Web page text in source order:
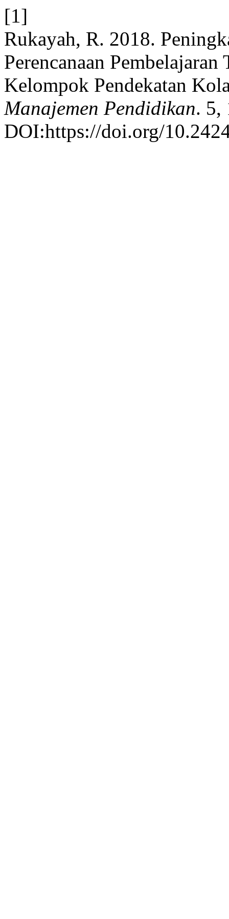
[1]
Rukayah, R. 2018.
Perencanaan
Kelompok Pendekatan
Manajemen Pendidikan. 5,
DOI:https://doi.org/